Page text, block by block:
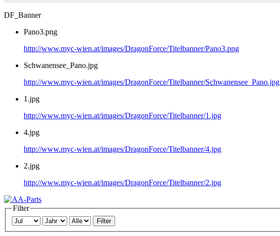
DF_Banner
Pano3.png
http://www.myc-wien.at/images/DragonForce/Titelbanner/Pano3.png
Schwanensee_Pano.jpg
http://www.myc-wien.at/images/DragonForce/Titelbanner/Schwanensee_Pano.jpg
1.jpg
http://www.myc-wien.at/images/DragonForce/Titelbanner/1.jpg
4.jpg
http://www.myc-wien.at/images/DragonForce/Titelbanner/4.jpg
2.jpg
http://www.myc-wien.at/images/DragonForce/Titelbanner/2.jpg
Filter
Filter